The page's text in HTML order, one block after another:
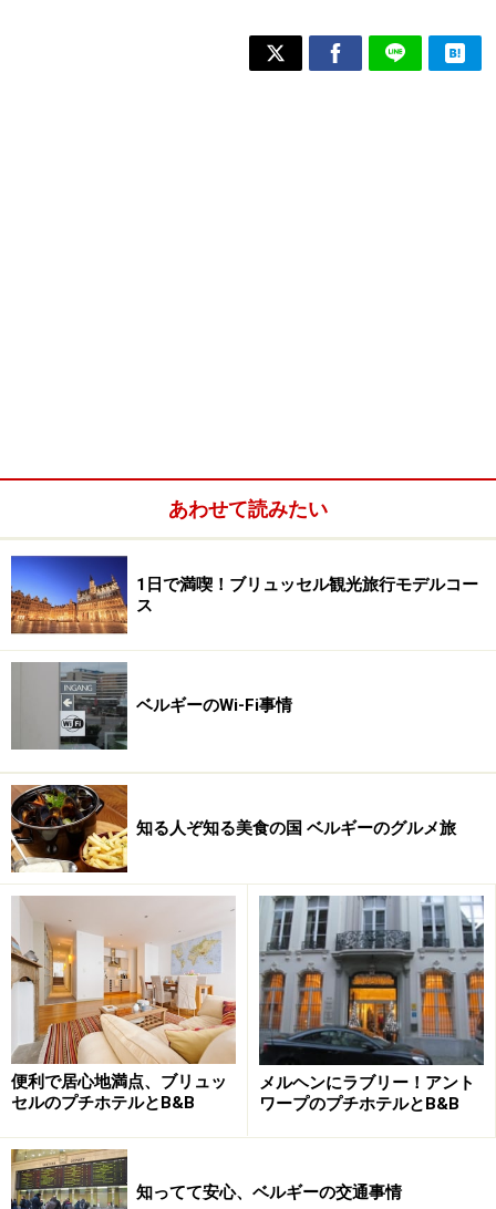
あわせて読みたい
1日で満喫！ブリュッセル観光旅行モデルコー
ス
ベルギーのWi-Fi事情
知る人ぞ知る美食の国 ベルギーのグルメ旅
便利で居心地満点、ブリュッ
セルのプチホテルとB&B
メルヘンにラブリー！アント
ワープのプチホテルとB&B
知ってて安心、ベルギーの交通事情